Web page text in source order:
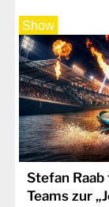
Show
Stefan
Teams zur